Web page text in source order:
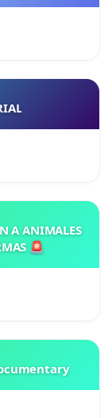
A ANIMALES
🚨